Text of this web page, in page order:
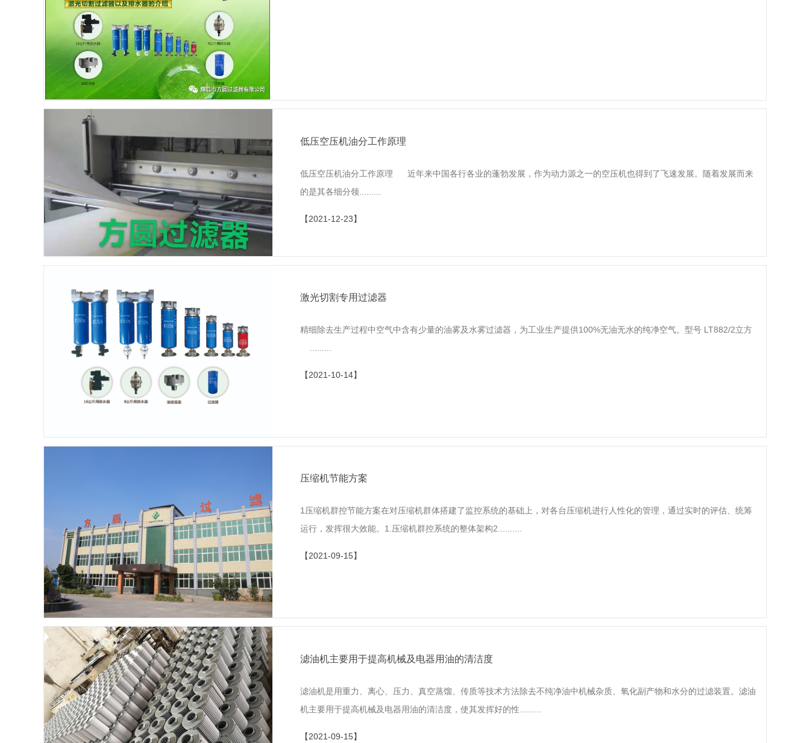
低压空压机油分工作原理
低压空压机油分工作原理 近年来中国各行各业的蓬勃发展，作为动力源之一的空压机也得到了飞速发展。随着发展而来
的是其各细分领.........
【2021-12-23】
激光切割专用过滤器
精细除去生产过程中空气中含有少量的油雾及水雾过滤器，为工业生产提供100%无油无水的纯净空气。型号 LT882/2立方
【2021-10-14】
压缩机节能方案
1压缩机群控节能方案在对压缩机群体搭建了监控系统的基础上，对各台压缩机进行人性化的管理，通过实时的评估、统筹
运行，发挥很大效能。1.压缩机群控系统的整体架构2..........
【2021-09-15】
滤油机主要用于提高机械及电器用油的清洁度
滤油机是用重力、离心、压力、真空蒸馏、传质等技术方法除去不纯净油中机械杂质、氧化副产物和水分的过滤装置。滤油
机主要用于提高机械及电器用油的清洁度，使其发挥好的性.........
【2021-09-15】